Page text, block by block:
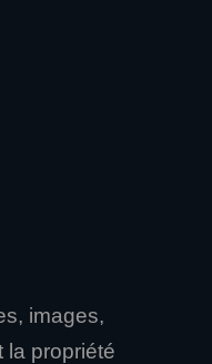
images,
la propriété